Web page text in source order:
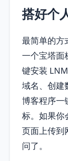
搭好个
最简单的方
一个宝塔面
键安装
域名、创建
博客程序一
标。如果你
页面上传到
问了。